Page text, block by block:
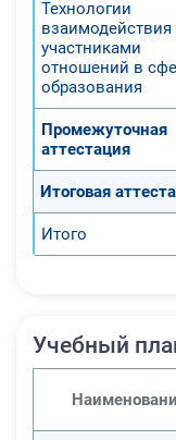
Технологии
взаимодействия
участниками
отношений в
образования
Промежуточная
аттестация
Итоговая
Итого
Учебный